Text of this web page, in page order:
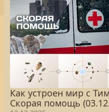
Как устроен мир с
Скорая помощь